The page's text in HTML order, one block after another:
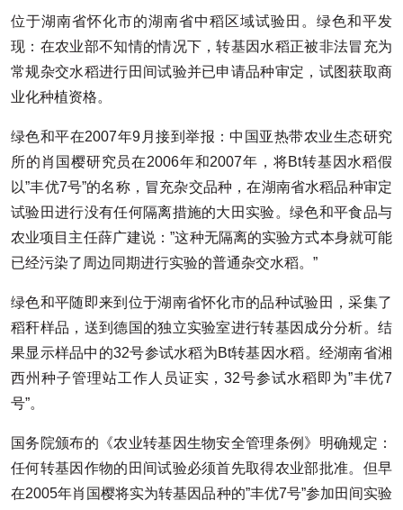
位于湖南省怀化市的湖南省中稻区域试验田。绿色和平发
现：在农业部不知情的情况下，转基因水稻正被非法冒充为
常规杂交水稻进行田间试验并已申请品种审定，试图获取商
业化种植资格。
绿色和平在2007年9月接到举报：中国亚热带农业生态研究
所的肖国樱研究员在2006年和2007年，将Bt转基因水稻假
以”丰优7号”的名称，冒充杂交品种，在湖南省水稻品种审定
试验田进行没有任何隔离措施的大田实验。绿色和平食品与
农业项目主任薛广建说：”这种无隔离的实验方式本身就可能
已经污染了周边同期进行实验的普通杂交水稻。”
绿色和平随即来到位于湖南省怀化市的品种试验田，采集了
稻秆样品，送到德国的独立实验室进行转基因成分分析。结
果显示样品中的32号参试水稻为Bt转基因水稻。经湖南省湘
西州种子管理站工作人员证实，32号参试水稻即为”丰优7
号”。
国务院颁布的《农业转基因生物安全管理条例》明确规定：
任何转基因作物的田间试验必须首先取得农业部批准。但早
在2005年肖国樱将实为转基因品种的”丰优7号”参加田间实验